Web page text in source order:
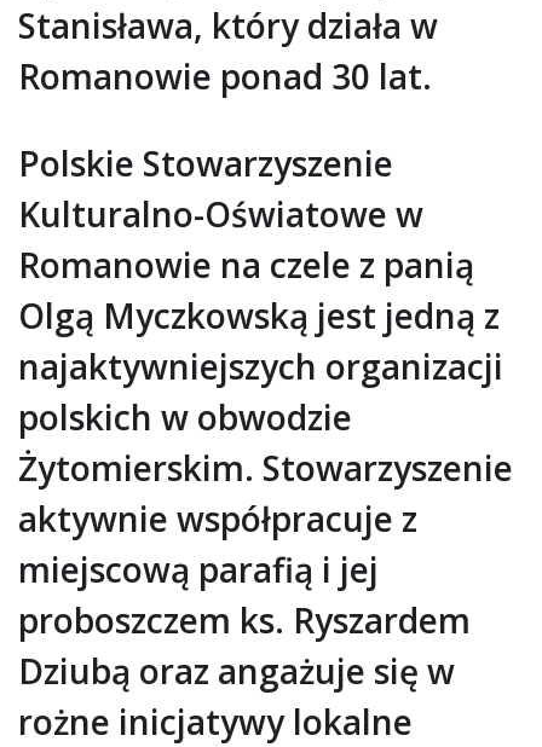
Stanisława, który działa w
Romanowie ponad 30 lat.
Polskie Stowarzyszenie
Kulturalno-Oświatowe w
Romanowie na czele z panią
Olgą Myczkowską jest jedną z
najaktywniejszych organizacji
polskich w obwodzie
Żytomierskim. Stowarzyszenie
aktywnie współpracuje z
miejscową parafią i jej
proboszczem ks. Ryszardem
Dziubą oraz angażuje się w
rożne inicjatywy lokalne